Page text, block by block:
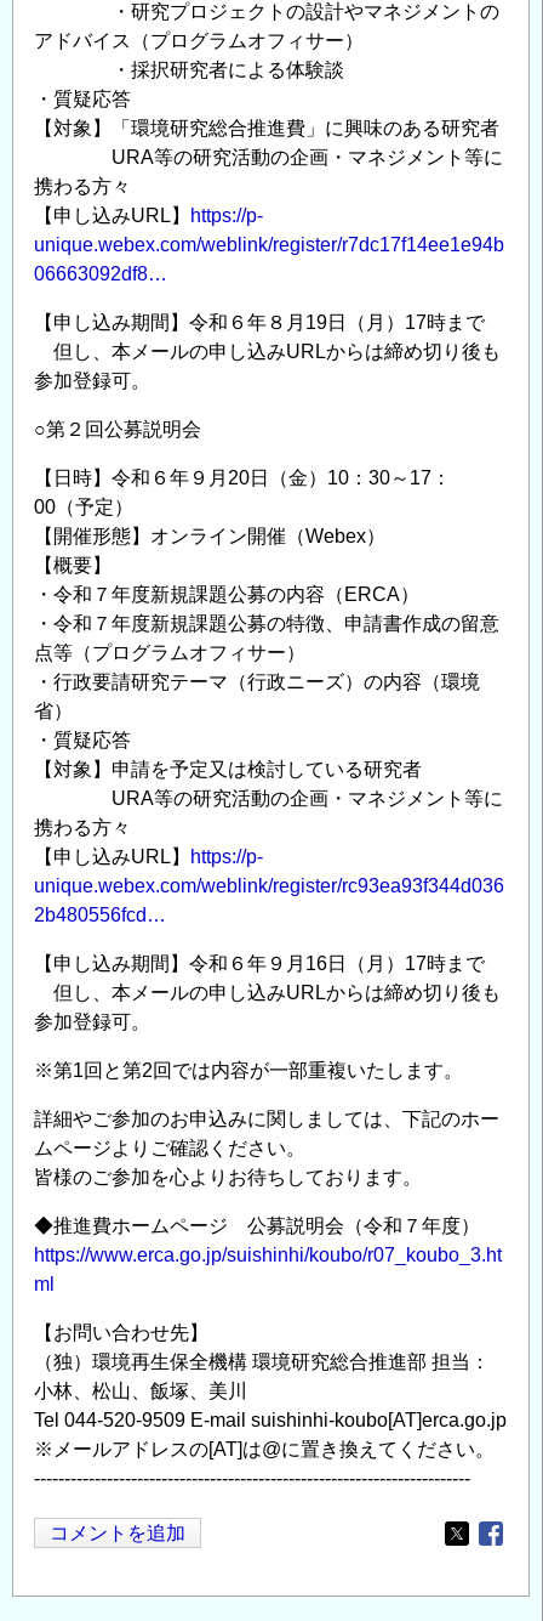
・研究プロジェクトの設計やマネジメントの
アドバイス（プログラムオフィサー）
・採択研究者による体験談
・質疑応答
【対象】「環境研究総合推進費」に興味のある研究者
URA等の研究活動の企画・マネジメント等に
携わる方々
【申し込みURL】
https://p-
unique.webex.com/weblink/register/r7dc17f14ee1e94b
06663092df8…
【申し込み期間】令和６年８月19日（月）17時まで
但し、本メールの申し込みURLからは締め切り後も
参加登録可。
○第２回公募説明会
【日時】令和６年９月20日（金）10：30～17：
00（予定）
【開催形態】オンライン開催（Webex）
【概要】
・令和７年度新規課題公募の内容（ERCA）
・令和７年度新規課題公募の特徴、申請書作成の留意
点等（プログラムオフィサー）
・行政要請研究テーマ（行政ニーズ）の内容（環境
省）
・質疑応答
【対象】申請を予定又は検討している研究者
URA等の研究活動の企画・マネジメント等に
携わる方々
【申し込みURL】
https://p-
unique.webex.com/weblink/register/rc93ea93f344d036
2b480556fcd…
【申し込み期間】令和６年９月16日（月）17時まで
但し、本メールの申し込みURLからは締め切り後も
参加登録可。
※第1回と第2回では内容が一部重複いたします。
詳細やご参加のお申込みに関しましては、下記のホー
ムページよりご確認ください。
皆様のご参加を心よりお待ちしております。
◆推進費ホームページ 公募説明会（令和７年度）
https://www.erca.go.jp/suishinhi/koubo/r07_koubo_3.ht
ml
【お問い合わせ先】
（独）環境再生保全機構 環境研究総合推進部 担当：
小林、松山、飯塚、美川
Tel 044-520-9509 E-mail suishinhi-koubo[AT]erca.go.jp
※メールアドレスの[AT]は@に置き換えてください。
------------------------------------------------------------------------
コメントを追加
Opens in